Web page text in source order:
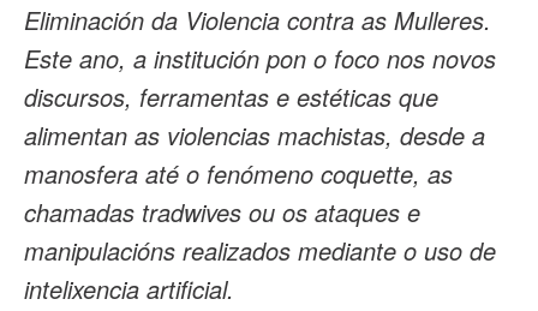
Eliminación da Violencia contra as Mulleres.
Este ano, a institución pon o foco nos novos
discursos, ferramentas e estéticas que
alimentan as violencias machistas, desde a
manosfera até o fenómeno coquette, as
chamadas tradwives ou os ataques e
manipulacións realizados mediante o uso de
intelixencia artificial.